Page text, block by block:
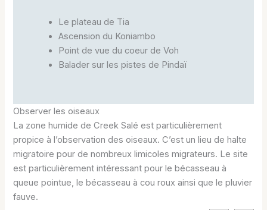
Le plateau de Tia
Ascension du Koniambo
Point de vue du coeur de Voh
Balader sur les pistes de Pindaï
Observer les oiseaux
La zone humide de Creek Salé est particulièrement
propice à l’observation des oiseaux. C’est un lieu de halte
migratoire pour de nombreux limicoles migrateurs. Le site
est particulièrement intéressant pour le bécasseau à
queue pointue, le bécasseau à cou roux ainsi que le pluvier
fauve.